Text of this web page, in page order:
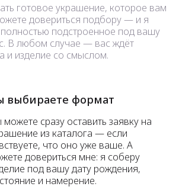
готовое украшение, которое вам
довериться подбору — и я
подстроенное под вашу
В любом случае — вас ждёт
и изделие со смыслом.
выбираете формат
можете сразу оставить заявку на
из каталога — если
что оно уже ваше. А
довериться мне: я соберу
под вашу дату рождения,
и намерение.